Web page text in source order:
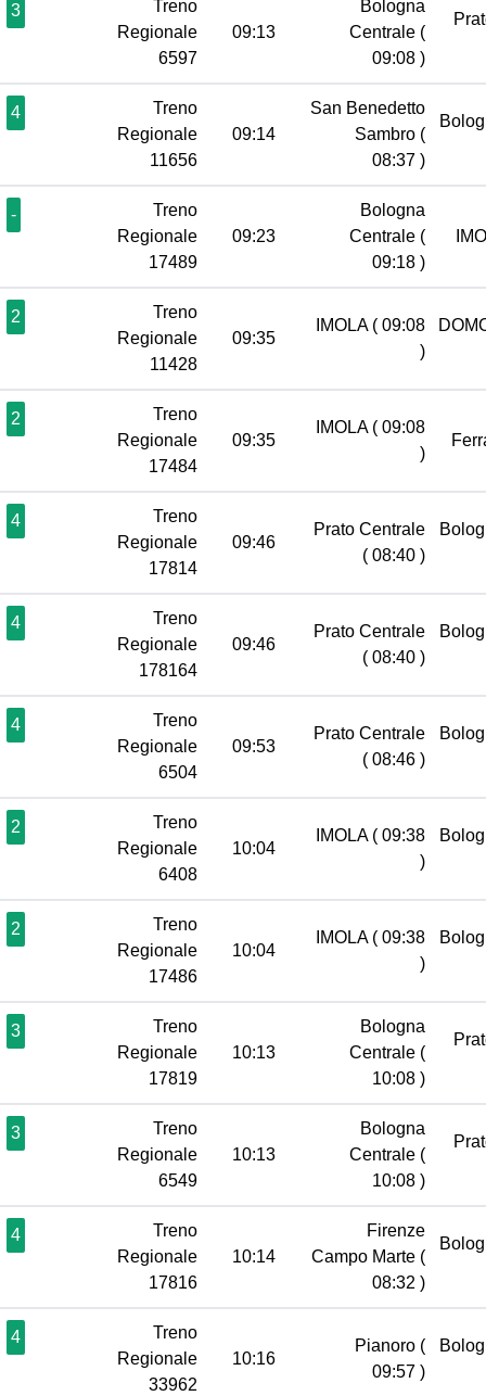
3
Treno
Regionale
6597
09:13
Bologna
Centrale (
09:08 )
4
Treno
Regionale
11656
09:14
San Benedetto
Sambro (
08:37 )
-
Treno
Regionale
17489
09:23
Bologna
Centrale (
09:18 )
2
Treno
Regionale
11428
09:35
IMOLA ( 09:08
)
2
Treno
Regionale
17484
09:35
IMOLA ( 09:08
)
4
Treno
Regionale
17814
09:46
Prato Centrale
( 08:40 )
4
Treno
Regionale
178164
09:46
Prato Centrale
( 08:40 )
4
Treno
Regionale
6504
09:53
Prato Centrale
( 08:46 )
2
Treno
Regionale
6408
10:04
IMOLA ( 09:38
)
2
Treno
Regionale
17486
10:04
IMOLA ( 09:38
)
3
Treno
Regionale
17819
10:13
Bologna
Centrale (
10:08 )
3
Treno
Regionale
6549
10:13
Bologna
Centrale (
10:08 )
4
Treno
Regionale
17816
10:14
Firenze
Campo Marte (
08:32 )
4
Treno
Regionale
33962
10:16
Pianoro (
09:57 )